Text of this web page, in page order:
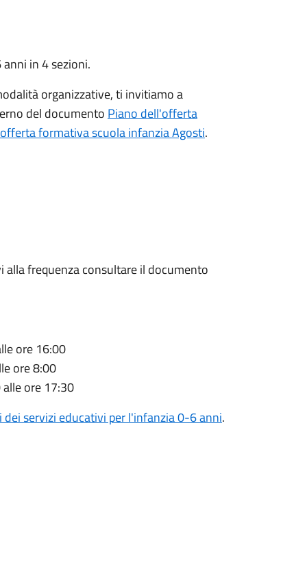
in 4 sezioni.
organizzative, ti invitiamo a
del documento Piano dell'offerta
formativa scuola infanzia Agosti.
alla frequenza consultare il documento
ore 16:00
ore 8:00
ore 17:30
dei servizi educativi per l'infanzia 0-6 anni.